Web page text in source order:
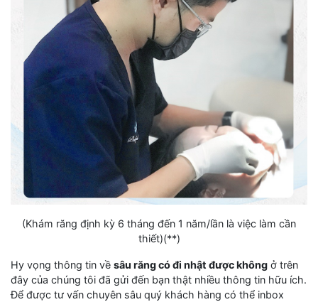
(Khám răng định kỳ 6 tháng đến 1 năm/lần là việc làm cần
thiết)(**)
Hy vọng thông tin về sâu răng có đi nhật được không ở trên
đây của chúng tôi đã gửi đến bạn thật nhiều thông tin hữu ích.
Để được tư vấn chuyên sâu quý khách hàng có thể inbox